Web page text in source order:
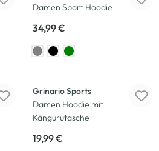
Damen Sport Hoodie
34,99 €
Grinario Sports
Damen Hoodie mit
Kängurutasche
19,99 €